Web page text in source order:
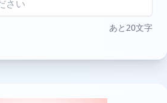
あと20文字